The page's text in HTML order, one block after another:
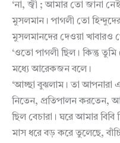
‘না, জ্বী ; আমার তো জানা
মুসলমান। পাগলী তো
মুসলমানদের দেওয়া খাবারও
‘ওতো পাগলী ছিল। কিন্তু
মধ্যে আরেকজন বলে।
‘আচ্ছা বুঝলাম। তা আপনারা
নিতেন, প্রতিপালন করতেন,
ছিল বেচারা। ঘরে আমার বিবি
মাস ধরে বড় করে তুলেছে,